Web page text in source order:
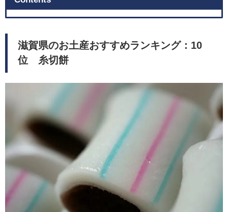
滋賀県のお土産おすすめランキング：10
位 糸切餅